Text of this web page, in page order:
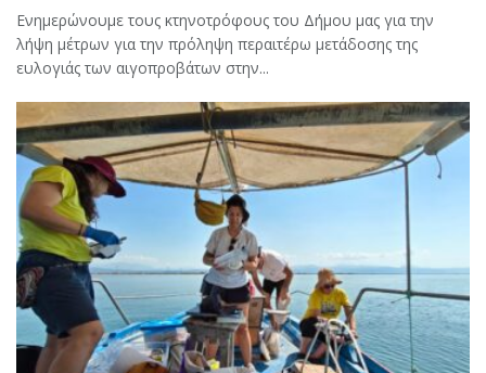
Ενημερώνουμε τους κτηνοτρόφους του Δήμου μας για την
λήψη μέτρων για την πρόληψη περαιτέρω μετάδοσης της
ευλογιάς των αιγοπροβάτων στην...